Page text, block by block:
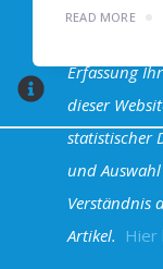
READ MORE
Halva
Klicken auf
Erfassung
dieser
statistischer
und
Verständnis
Artikel. Hier